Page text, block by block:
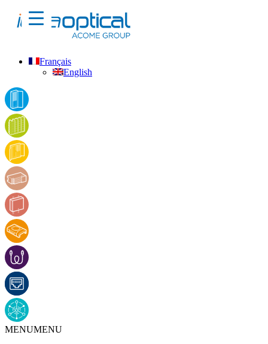
Français
English
MENUMENU